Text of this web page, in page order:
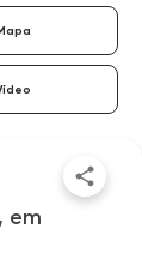
em